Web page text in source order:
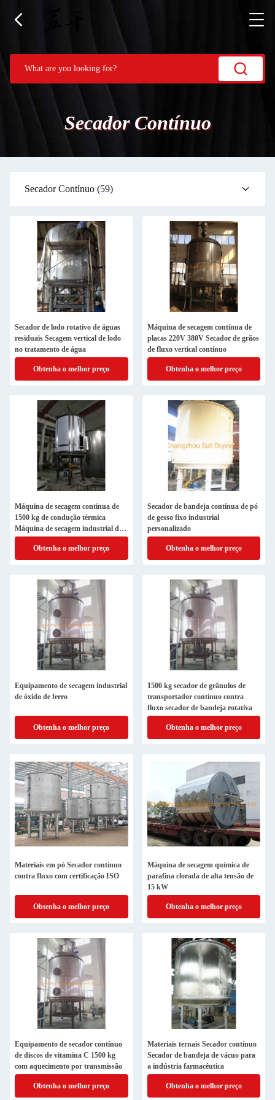
Secador Contínuo
Secador Contínuo (59)
Secador de lodo rotativo de águas
residuais Secagem vertical de lodo
no tratamento de água
Obtenha o melhor preço
Máquina de secagem contínua de
placas 220V 380V Secador de grãos
de fluxo vertical contínuo
Obtenha o melhor preço
Máquina de secagem contínua de
1500 kg de condução térmica
Máquina de secagem industrial de
15 kW de aço inoxidável
Obtenha o melhor preço
Secador de bandeja contínua de pó
de gesso fixo industrial
personalizado
Obtenha o melhor preço
Equipamento de secagem industrial
de óxido de ferro
Obtenha o melhor preço
1500 kg secador de grânulos de
transportador contínuo contra
fluxo secador de bandeja rotativa
Obtenha o melhor preço
Materiais em pó Secador contínuo
contra fluxo com certificação ISO
Obtenha o melhor preço
Máquina de secagem química de
parafina clorada de alta tensão de
15 kW
Obtenha o melhor preço
Equipamento de secador contínuo
de discos de vitamina C 1500 kg
com aquecimento por transmissão
Obtenha o melhor preço
Materiais ternais Secador contínuo
Secador de bandeja de vácuo para
a indústria farmacêutica
Obtenha o melhor preço